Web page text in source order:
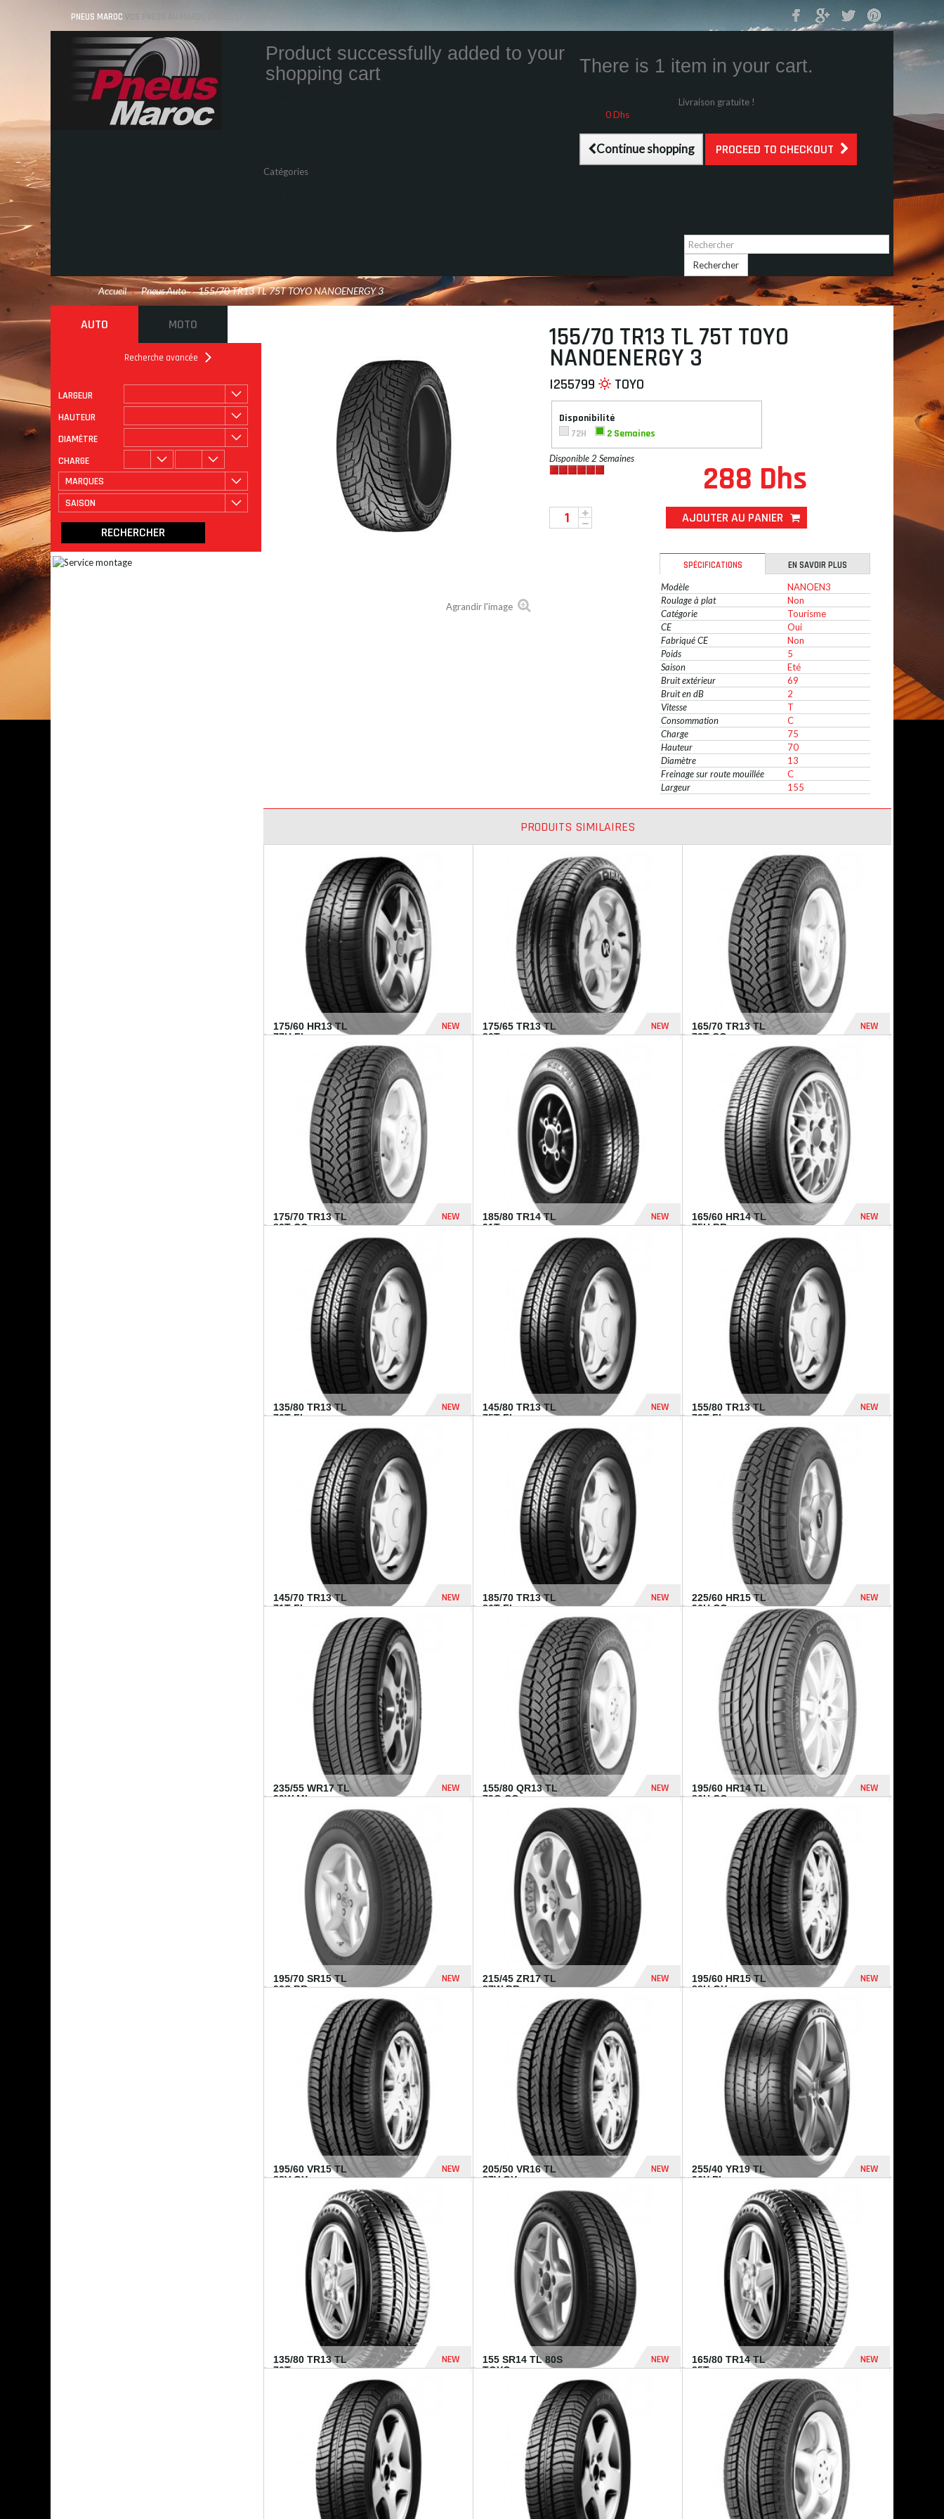
PNEUS MAROC VOS PNEUS AU MAROC LIVRÉS ET MONTÉS
Product successfully added to your
shopping cart
There is 1 item in your cart.
Livraison gratuite !
0 Dhs
Continue shopping PROCEED TO CHECKOUT
Catégories
Rechercher
Accueil / Pneus Auto > 155/70 TR13 TL 75T TOYO NANOENERGY 3
AUTO MOTO
Recherche avancée
LARGEUR
HAUTEUR
DIAMÈTRE
CHARGE
MARQUES
SAISON
ROULAGE À PLAT
Agrandir l'image
155/70 TR13 TL 75T TOYO
NANOENERGY 3
I255799 TOYO
Disponibilité
72H
2 Semaines
Disponible 2 Semaines
288 Dhs
AJOUTER AU PANIER
SPÉCIFICATIONS
EN SAVOIR PLUS
Modèle
NANOEN3
Roulage à plat
Non
Catégorie
Tourisme
CE
Oui
Fabriqué CE
Non
Poids
5
Saison
Eté
Bruit extérieur
69
Bruit en dB
2
Vitesse
T
Consommation
C
Charge
75
Hauteur
70
Diamètre
13
Freinage sur route mouillée
C
Largeur
155
PRODUITS SIMILAIRES
175/60 HR13 TL
77H FI...
NEW
394 Dhs
175/65 TR13 TL
80T...
NEW
165/70 TR13 TL
79T CO...
NEW
364 Dhs
175/70 TR13 TL
82T CO...
NEW
185/80 TR14 TL
91T...
NEW
448 Dhs
165/60 HR14 TL
75H BR...
NEW
135/80 TR13 TL
70T FI...
NEW
145/80 TR13 TL
75T FI...
NEW
155/80 TR13 TL
79T FI...
NEW
145/70 TR13 TL
71T FI...
NEW
185/70 TR13 TL
86T FI...
NEW
432 Dhs
225/60 HR15 TL
96H CO...
NEW
1 040 Dhs
235/55 WR17 TL
99W MI...
NEW
1 182 Dhs
155/80 QR13 TL
79Q CO...
NEW
195/60 HR14 TL
86H CO...
NEW
790 Dhs
195/70 SR15 TL
92S BR...
NEW
837 Dhs
215/45 ZR17 TL
87W BR...
NEW
955 Dhs
195/60 HR15 TL
88H GY...
NEW
195/60 VR15 TL
88V GY...
NEW
205/50 VR16 TL
87V GY...
NEW
255/40 YR19 TL
96Y PI...
NEW
1 771 Dhs
135/80 TR13 TL
70T...
NEW
155 SR14 TL 80S
TOYO...
NEW
165/80 TR14 TL
85T...
NEW
458 Dhs